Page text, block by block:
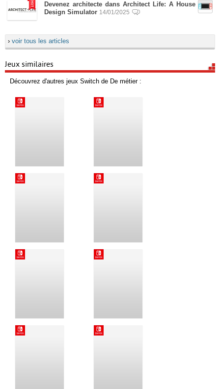
Devenez architecte dans Architect Life: A House
Design Simulator 14/01/2025
› voir tous les articles
Jeux similaires
Découvrez d'autres jeux Switch de De métier :